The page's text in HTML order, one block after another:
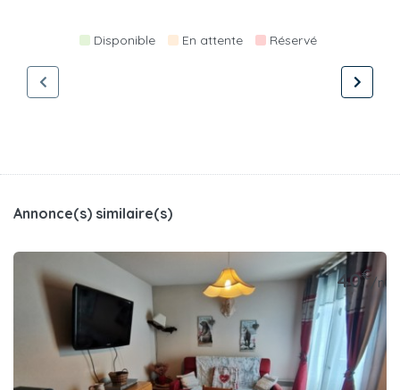
Disponible En attente Réservé
Annonce(s) similaire(s)
40€ /nuit